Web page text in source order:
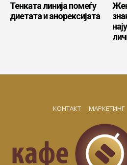
Тенката линија помеѓу
диетата и анорексијата
КОНТАКТ МАРКЕТИНГ